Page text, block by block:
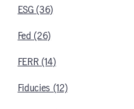
ESG (36)
Fed (26)
FERR (14)
Fiducies (12)